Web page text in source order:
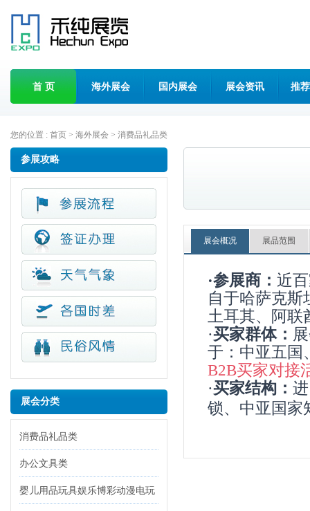
首 页 海外展会 国内展会 展会资讯 推
您的位置 : 首页 > 海外展会 > 消费品礼品类
参展攻略
展会分类
消费品礼品类
办公文具类
婴儿用品玩具娱乐博彩动漫电玩
展会概况 展品范围
·参展商： 近
自于哈萨克斯
土耳其、阿联
·买家群体：
于：中亚五国
B2B买家对接
·买家结构：
锁、中亚国家